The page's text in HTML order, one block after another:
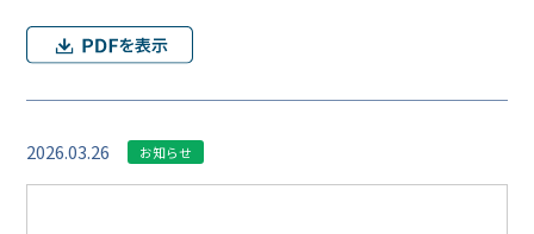
2026.03.26 お知らせ